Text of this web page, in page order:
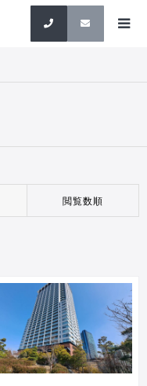
検索
閲覧数順